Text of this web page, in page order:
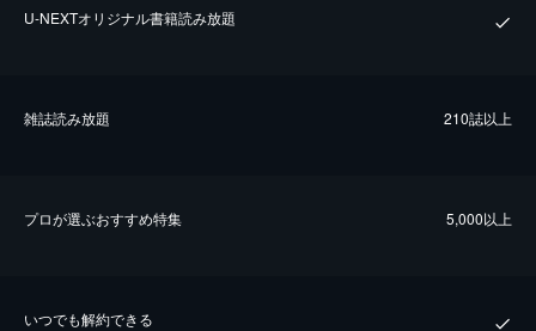
U-NEXTオリジナル書籍読み放題
雑誌読み放題 210誌以上
プロが選ぶおすすめ特集 5,000以上
いつでも解約できる